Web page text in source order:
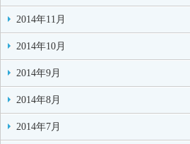
2014年11月
2014年10月
2014年9月
2014年8月
2014年7月